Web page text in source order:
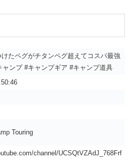
たペグがチタンペグ超えてコスパ最強
ャンプ #キャンプギア #キャンプ道具
Touring
channel/UCSQtVZAdJ_768Frf